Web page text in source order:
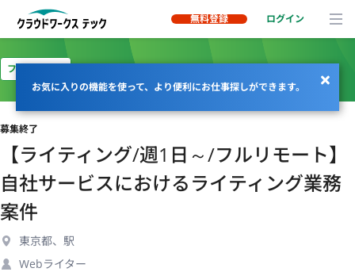
無料登録 ログイン
お気に入りの機能を使って、より便利にお仕事探しができます。
フルリモート
募集終了
【ライティング/週1日～/フルリモート】
自社サービスにおけるライティング業務
案件
東京都、駅
Webライター